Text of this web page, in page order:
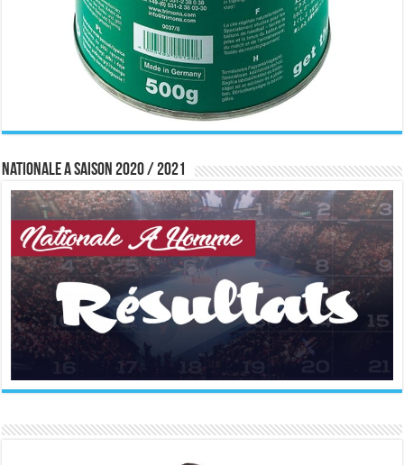
Nationale A saison 2020 / 2021